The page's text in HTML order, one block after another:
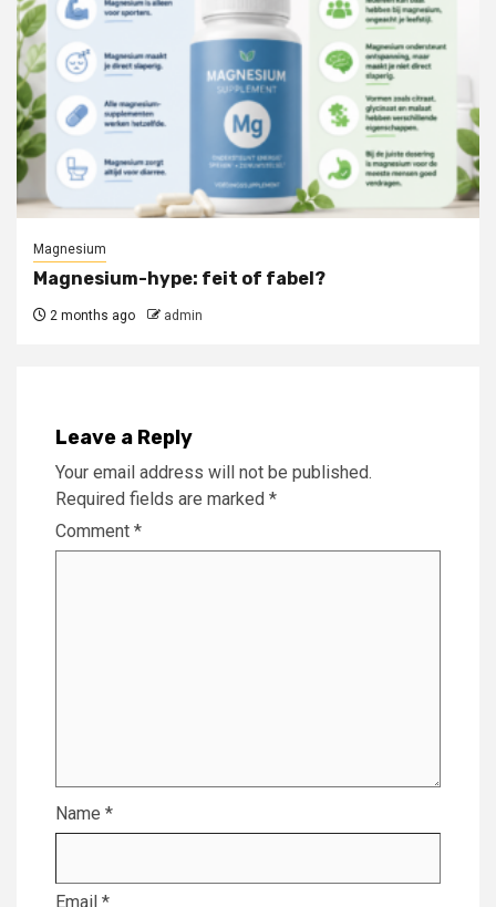
Magnesium
Magnesium-hype: feit of fabel?
2 months ago admin
Leave a Reply
Your email address will not be published.
Required fields are marked *
Comment *
Name *
Email *